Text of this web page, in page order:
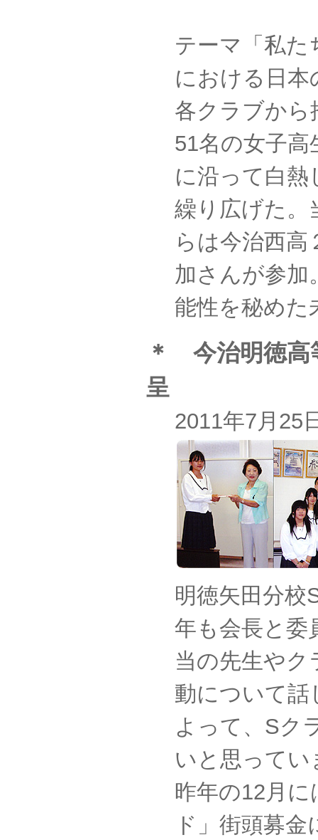
テーマ「私た
における日本
各クラブから
51名の女子高
に沿って白熱
繰り広げた。
らは今治西高
加さんが参加
能性を秘めた
＊ 今治明徳高
呈
2011年7月
明徳矢田分校
年も会長と委
当の先生やク
動について話
よって、Sク
いと思ってい
昨年の12月
ド」街頭募